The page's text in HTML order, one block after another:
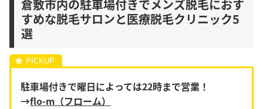
倉敷市内の駐車場付きでメンズ脱毛におす
すめな脱毛サロンと医療脱毛クリニック5
選
駐車場付きで曜日によっては22時まで営業！
→flo-m（フローム）